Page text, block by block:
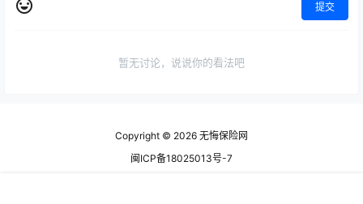
提交
暂无讨论，说说你的看法吧
Copyright © 2026 无悔保险网
闽ICP备18025013号-7